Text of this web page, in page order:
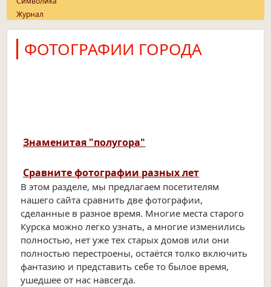
Журнал
ФОТОГРАФИИ ГОРОДА
Знаменитая "полугора"
Сравните фотографии разных лет
В этом разделе, мы предлагаем посетителям
нашего сайта сравнить две фотографии,
сделанные в разное время. Многие места старого
Курска можно легко узнать, а многие изменились
полностью, нет уже тех старых домов или они
полностью перестроены, остаётся толко включить
фантазию и представить себе то былое время,
ушедшее от нас навсегда.